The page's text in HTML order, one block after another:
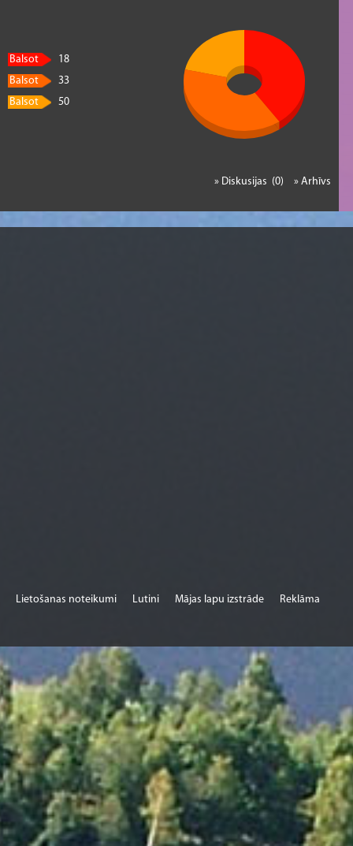
Balsot
18
Balsot
33
Balsot
50
» Arhīvs
» Diskusijas (0)
Lietošanas noteikumi Lutini Mājas lapu izstrāde Reklāma